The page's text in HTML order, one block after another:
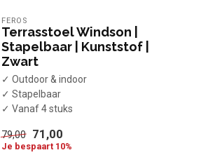
FEROS
Terrasstoel Windson |
Stapelbaar | Kunststof |
Zwart
✓ Outdoor & indoor
✓ Stapelbaar
✓ Vanaf 4 stuks
79,00 71,00
Je bespaart 10%